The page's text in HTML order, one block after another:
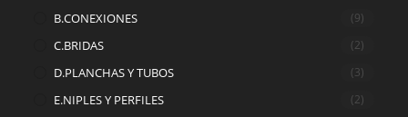
B.CONEXIONES (9)
C.BRIDAS (2)
D.PLANCHAS Y TUBOS (3)
E.NIPLES Y PERFILES (2)